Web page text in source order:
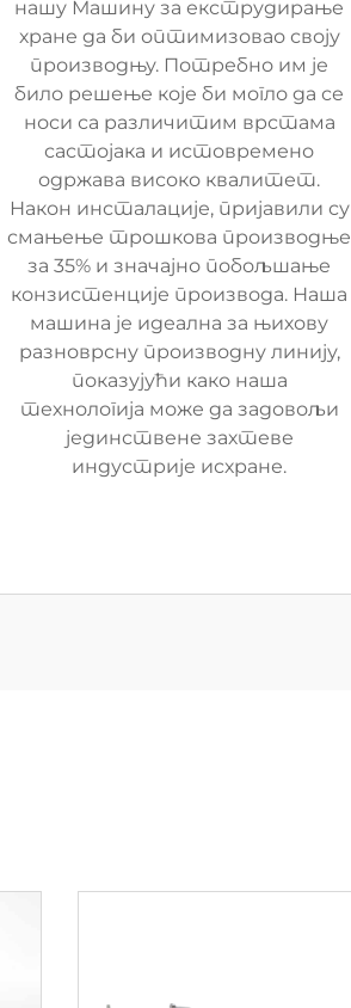
нашу Машину за екструдирање
хране да би оптимизовао своју
производњу. Потребно им је
било решење које би могло да се
носи са различитим врстама
састојака и истовремено
одржава високо квалитет.
Након инсталације, пријавили су
смањење трошкова производње
за 35% и значајно побољшање
конзистенције производа. Наша
машина је идеална за њихову
разноврсну производну линију,
показујући како наша
технологија може да задовољи
јединствене захтеве
индустрије исхране.